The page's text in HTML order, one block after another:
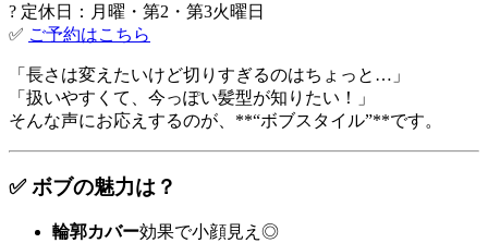
? 定休日：月曜・第2・第3火曜日
✅ ご予約はこちら
「長さは変えたいけど切りすぎるのはちょっと…」
「扱いやすくて、今っぽい髪型が知りたい！」
そんな声にお応えするのが、**“ボブスタイル”**です。
✅ ボブの魅力は？
輪郭カバー効果で小顔見え◎